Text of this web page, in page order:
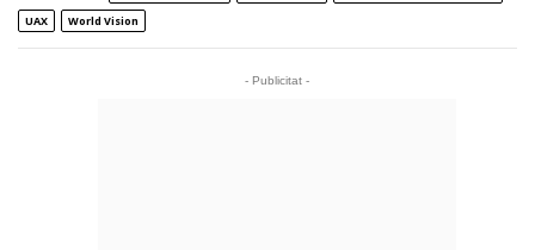
UAX
World Vision
- Publicitat -